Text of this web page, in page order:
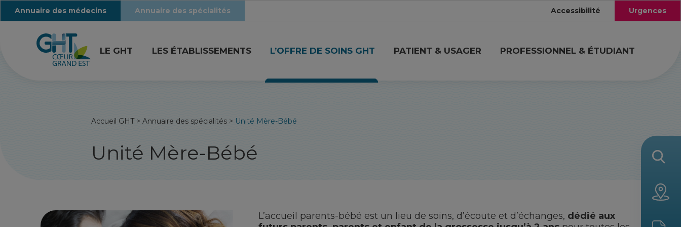
Annuaire des médecins Annuaire des spécialités Accessibilité Urgences
LE GHT LES ÉTABLISSEMENTS L’OFFRE DE SOINS GHT PATIENT & USAGER PROFESSIONNEL & ÉTUDIANT
Accueil GHT> Annuaire des spécialités > Unité Mère-Bébé
Unité Mère-Bébé
L’accueil parents-bébé est un lieu de soins, d’écoute et d’échanges, dédié aux